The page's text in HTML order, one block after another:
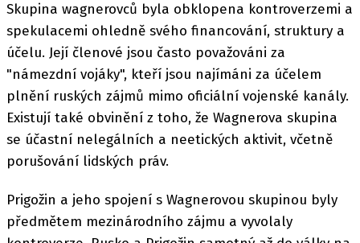
Skupina wagnerovců byla obklopena kontroverzemi a
spekulacemi ohledně svého financování, struktury a
účelu. Její členové jsou často považováni za
"námezdní vojáky", kteří jsou najímáni za účelem
plnění ruských zájmů mimo oficiální vojenské kanály.
Existují také obvinění z toho, že Wagnerova skupina
se účastní nelegálních a neetických aktivit, včetně
porušování lidských práv.
Prigožin a jeho spojení s Wagnerovou skupinou byly
předmětem mezinárodního zájmu a vyvolaly